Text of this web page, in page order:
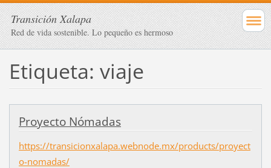
Transición Xalapa
Red de vida sostenible. Lo pequeño es hermoso
Etiqueta: viaje
Proyecto Nómadas
https://transicionxalapa.webnode.mx/products/proyect
o-nomadas/